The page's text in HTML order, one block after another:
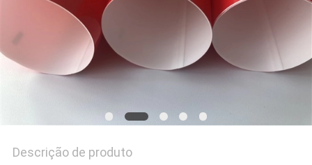
PRIVACY
POLICY
Descrição de produto